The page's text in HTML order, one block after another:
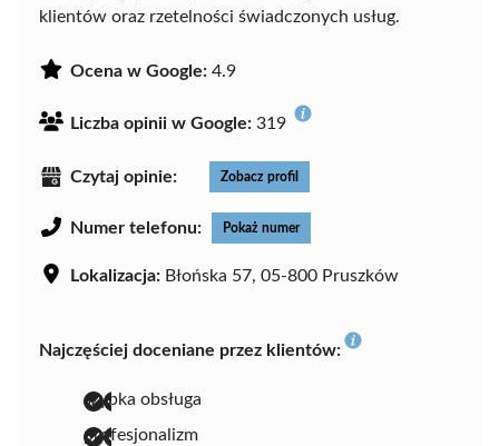
klientów oraz rzetelności świadczonych usług.
Ocena w Google: 4.9
Liczba opinii w Google: 319
Czytaj opinie: Zobacz profil
Numer telefonu: Pokaż numer
Lokalizacja: Błońska 57, 05-800 Pruszków
Najczęściej doceniane przez klientów:
szybka obsługa
profesjonalizm